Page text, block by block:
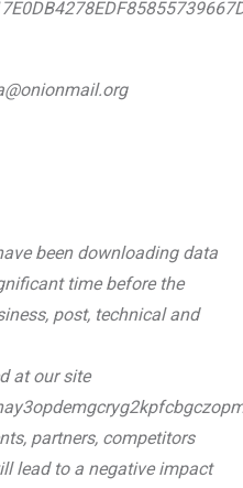
been downloading data
time before the
post, technical and
at our site
partners, competitors
lead to a negative impact